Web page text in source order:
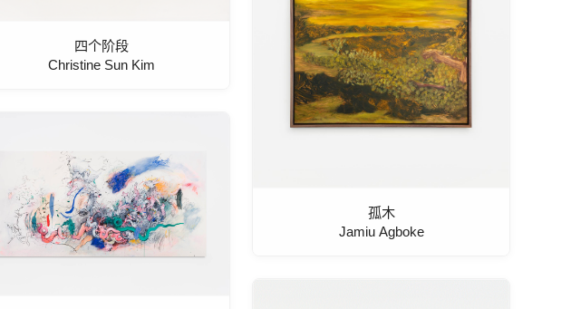
四个阶段
Christine Sun Kim
孤木
Jamiu Agboke